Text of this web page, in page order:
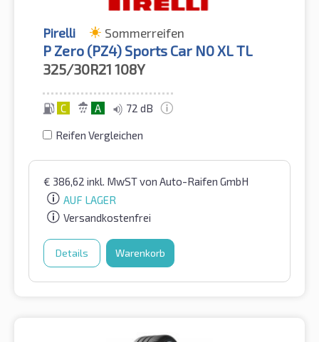
Pirelli Sommerreifen
P Zero (PZ4) Sports Car N0 XL TL
325/30R21 108Y
C A 72 dB
Reifen Vergleichen
€ 386,62 inkl. MwSTvon Auto-Raifen GmbH
AUF LAGER
Versandkostenfrei
Details Warenkorb